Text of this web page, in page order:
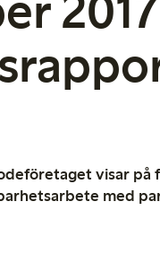
visar på
med